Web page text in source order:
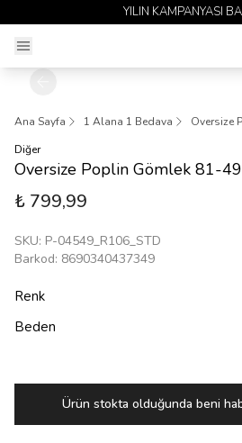
YILIN KAMPANYASI
Ana Sayfa 1 Alana 1 Bedava
Oversize
Diğer
Oversize Poplin Gömlek 81-
₺ 799,99
SKU: P-04549_R106_STD
Barkod: 8690340437349
Renk
Beden
Ürün stokta olduğunda beni